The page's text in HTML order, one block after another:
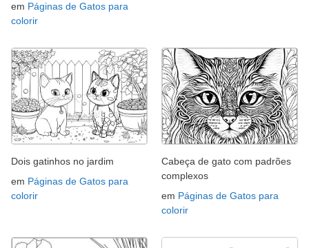
em Páginas de Gatos para
colorir
Dois gatinhos no jardim
em Páginas de Gatos para
colorir
Cabeça de gato com padrões
complexos
em Páginas de Gatos para
colorir